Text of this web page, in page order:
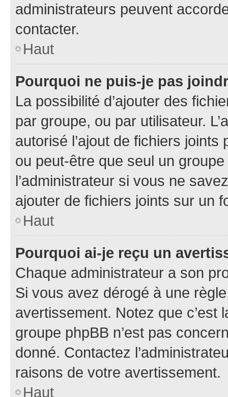
administrateurs peuvent
contacter.
Haut
Pourquoi ne puis-je pas
La possibilité d’ajouter des
par groupe, ou par utilisateur.
autorisé l’ajout de fichiers
ou peut-être que seul un
l’administrateur si vous ne
ajouter de fichiers joints sur un
Haut
Pourquoi ai-je reçu un
Chaque administrateur a son
Si vous avez dérogé à une
avertissement. Notez que c’est
groupe phpBB n’est pas
donné. Contactez
raisons de votre avertissement.
Haut